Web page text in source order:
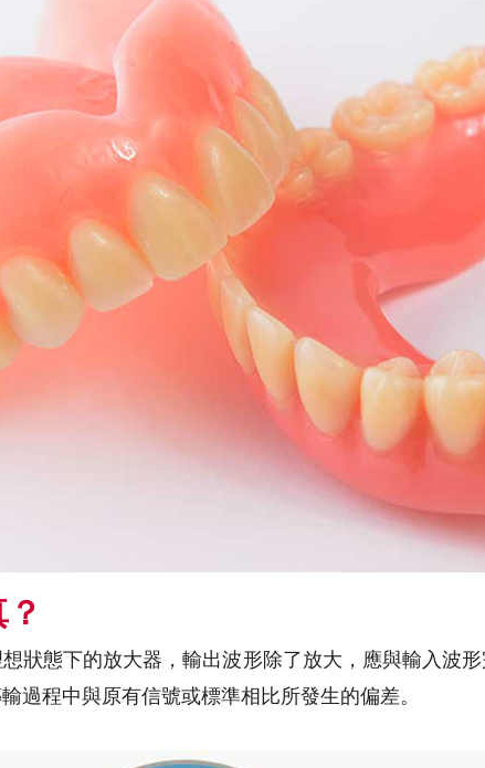
狀態下的放大器，輸出波形除了放大，應與輸入波
過程中與原有信號或標準相比所發生的偏差。